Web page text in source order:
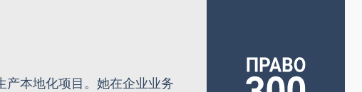
本地化项目。她在企业业务